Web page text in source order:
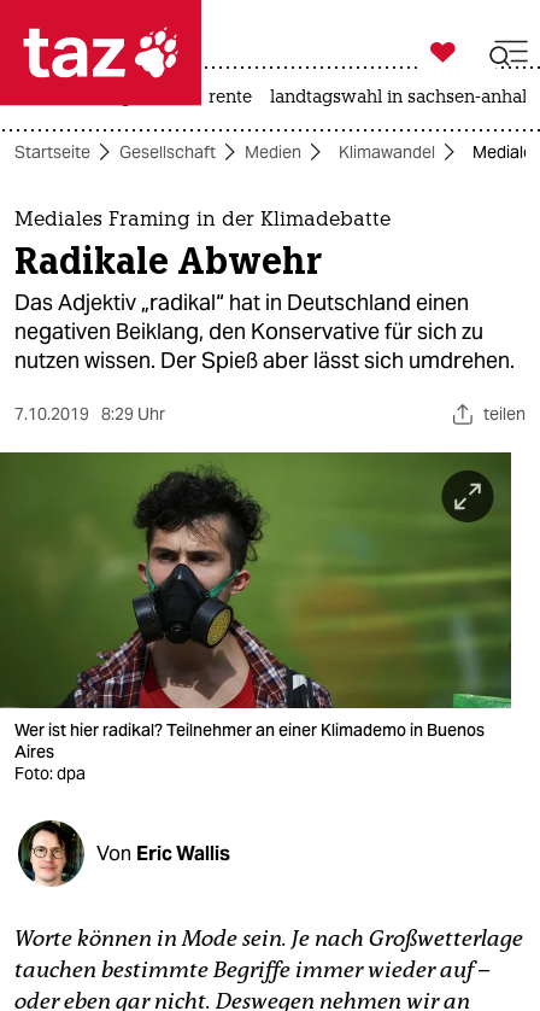
 taz zahl ich
taz zahl ich
themen
politik
öko
wahrheit
verlag
verlag
shop
fragen & hilfe
unterstützen
abo

taz zahl ich
rente landtagswahl in sachsen-anhalt
Startseite Gesellschaft Medien Klimawandel
Mediales Framing in der Klimadebatte
Radikale Abwehr
Das Adjektiv „radikal“ hat in Deutschland einen
negativen Beiklang, den Konservative für sich zu
nutzen wissen. Der Spieß aber lässt sich umdrehen.
7.10.2019 8:29 Uhr teilen
Wer ist hier radikal? Teilnehmer an einer Klimademo in Buenos
Aires
Foto: dpa
Von Eric Wallis
Worte können in Mode sein. Je nach Großwetterlage
tauchen bestimmte Begriffe immer wieder auf –
oder eben gar nicht. Deswegen nehmen wir an